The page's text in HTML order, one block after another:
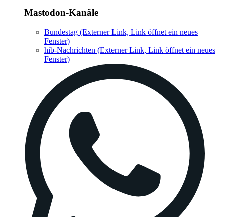
Mastodon-Kanäle
Bundestag (Externer Link, Link öffnet ein neues
Fenster)
hib-Nachrichten (Externer Link, Link öffnet ein neues
Fenster)